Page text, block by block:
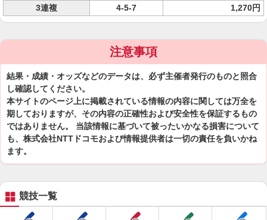
3連複
4-5-7 1,270円
注意事項
結果・成績・オッズなどのデータは、必ず主催者発行のものと照合
し確認してください。
本サイトのページ上に掲載されている情報の内容に関しては万全を
期しておりますが、その内容の正確性および安全性を保証するもの
ではありません。 当該情報に基づいて被ったいかなる損害について
も、株式会社NTTドコモおよび情報提供者は一切の責任を負いかね
ます。
競技一覧